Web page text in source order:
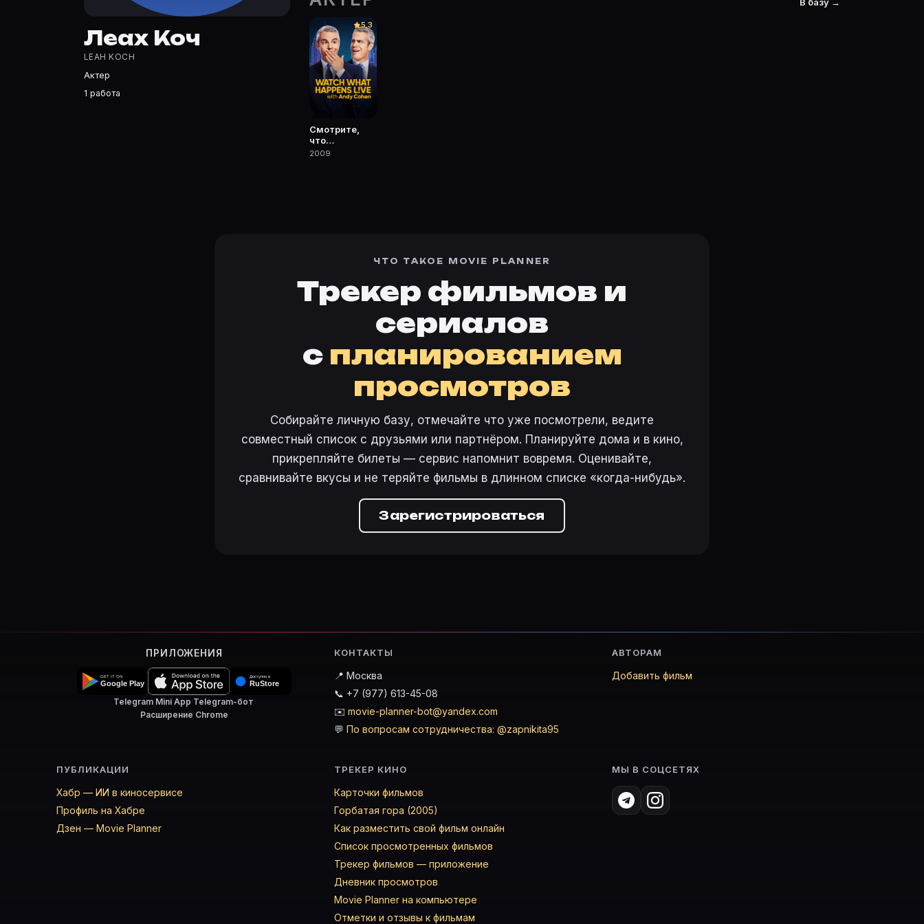
Леах Коч — Актер. Биография и роли на карточке Movie Planner.
Где открыть фильмографию Леах Коч?
На Movie Planner: https://movie-planner.ru/s/10391429 — фильмы, сериалы, роли и фото.
Леах Коч
LEAH KOCH
Актер
1 работа
5.3
Смотрите,
что
происходит:
2009
ЧТО ТАКОЕ MOVIE PLANNER
Трекер фильмов и
сериалов
с планированием
просмотров
Собирайте личную базу, отмечайте что уже посмотрели, ведите
совместный список с друзьями или партнёром. Планируйте дома и в кино,
прикрепляйте билеты — сервис напомнит вовремя. Оценивайте,
сравнивайте вкусы и не теряйте фильмы в длинном списке «когда-нибудь».
Зарегистрироваться
ПРИЛОЖЕНИЯ
Telegram Mini App·Telegram-бот·
Расширение Chrome
КОНТАКТЫ
📍 Москва
📞 +7 (977) 613-45-08
✉️ movie-planner-bot@yandex.com
💬 По вопросам сотрудничества: @zapnikita95
АВТОРАМ
Добавить фильм
ПУБЛИКАЦИИ
Хабр — ИИ в киносервисе
Профиль на Хабре
Дзен — Movie Planner
ТРЕКЕР КИНО
Карточки фильмов
Горбатая гора (2005)
Как разместить свой фильм онлайн
Список просмотренных фильмов
Трекер фильмов — приложение
Дневник просмотров
Movie Planner на компьютере
Отметки и отзывы к фильмам
МЫ В СОЦСЕТЯХ